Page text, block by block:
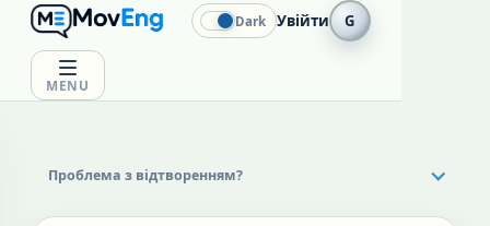
MENU
Dark Увійти G
Проблема з відтворенням?